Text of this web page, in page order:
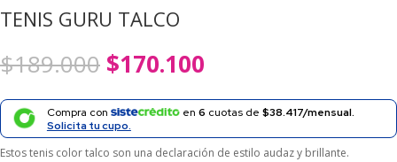
TENIS GURU TALCO
$189.000 El
precio
original
era:
$189.000.
$170.100
actual
es:
$170.100.
Compra con en 6 cuotas de $38.417/mensual.
Solicita tu cupo.
Estos tenis color talco son una declaración de estilo audaz y brillante.